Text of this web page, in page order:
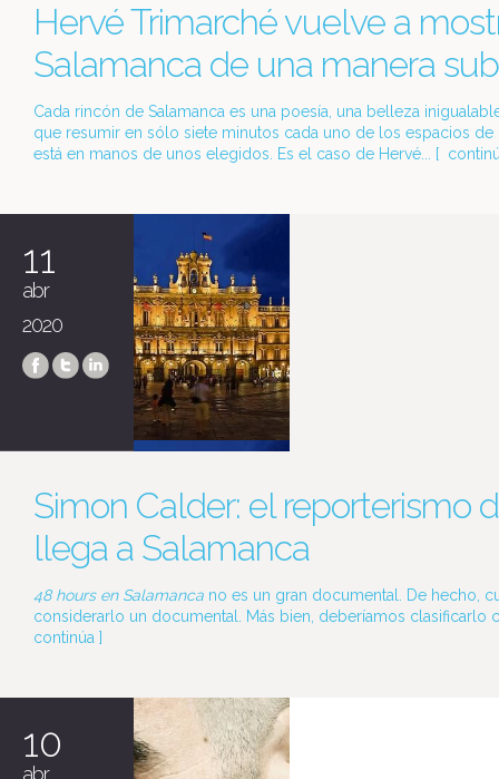
Hervé Trimarché vuelve a
Salamanca de una manera
Cada rincón de Salamanca es una poesía, una belleza
que resumir en sólo siete minutos cada uno de los espacios de
está en manos de unos elegidos. Es el caso de Hervé... [
11
abr
2020
Simon Calder: el reporterismo
llega a Salamanca
48 hours en Salamanca no es un gran documental. De hecho,
considerarlo un documental. Más bien, deberíamos clasificarlo
continúa ]
10